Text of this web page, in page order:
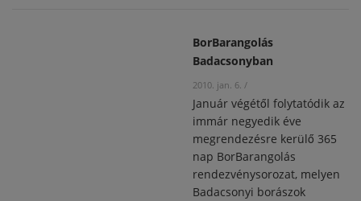
BorBarangolás
Badacsonyban
2010. jan. 6. /
Január végétől folytatódik az
immár negyedik éve
megrendezésre kerülő 365
nap BorBarangolás
rendezvénysorozat, melyen
Badacsonyi borászok